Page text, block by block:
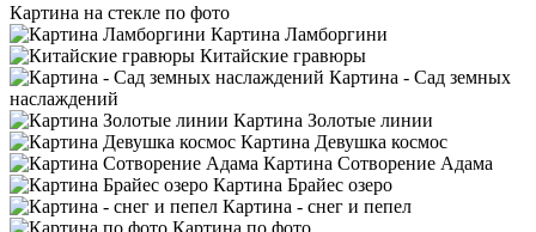
Картина на стекле по фото
Картина Ламборгини
Китайские гравюры
Картина - Сад земных
наслаждений
Картина Золотые линии
Картина Девушка космос
Картина Сотворение Адама
Картина Брайес озеро
Картина - снег и пепел
Картина по фото